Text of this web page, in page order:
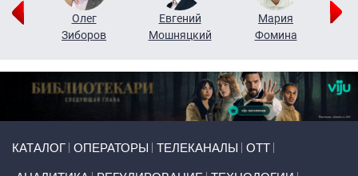
Олег
Зиборов
Евгений
Мошняцкий
Мария
Фомина
КАТАЛОГ ОПЕРАТОРЫ ТЕЛЕКАНАЛЫ ОТТ